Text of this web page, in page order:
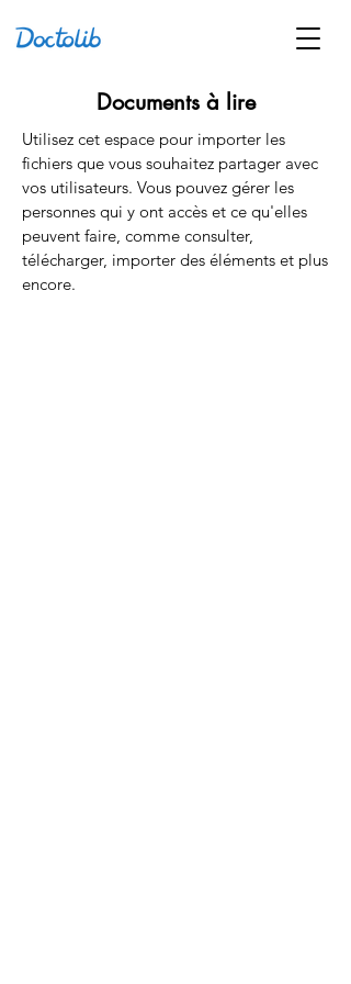
Documents à lire
Utilisez cet espace pour importer les
fichiers que vous souhaitez partager avec
vos utilisateurs. Vous pouvez gérer les
personnes qui y ont accès et ce qu'elles
peuvent faire, comme consulter,
télécharger, importer des éléments et plus
encore.